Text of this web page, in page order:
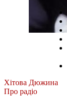
Хітова Дюжина
Про радіо